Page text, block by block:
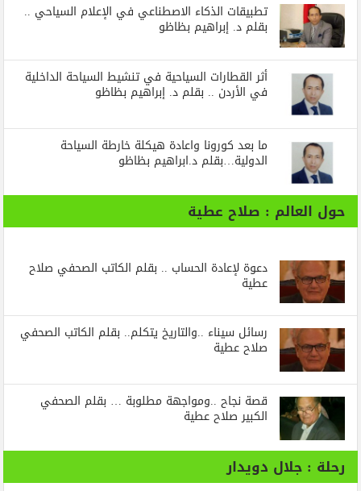
تطبيقات الذكاء الاصطناعي في الإعلام السياحي ..
بقلم د. إبراهيم بظاظو
أثر القطارات السياحية في تنشيط السياحة الداخلية
في الأردن .. بقلم د. إبراهيم بظاظو
ما بعد كورونا واعادة هيكلة خارطة السياحة
الدولية…بقلم د.ابراهيم بظاظو
حول العالم : صلاح عطية
دعوة لإعادة الحساب .. بقلم الكاتب الصحفي صلاح
عطية
رسائل‭ ‬سيناء‭.. ‬والتاريخ‭ ‬يتكلم.. بقلم الكاتب الصحفي
صلاح عطية
قصة نجاح ..ومواجهة مطلوبة … بقلم الصحفي
الكبير صلاح عطية
رحلة : جلال دويدار